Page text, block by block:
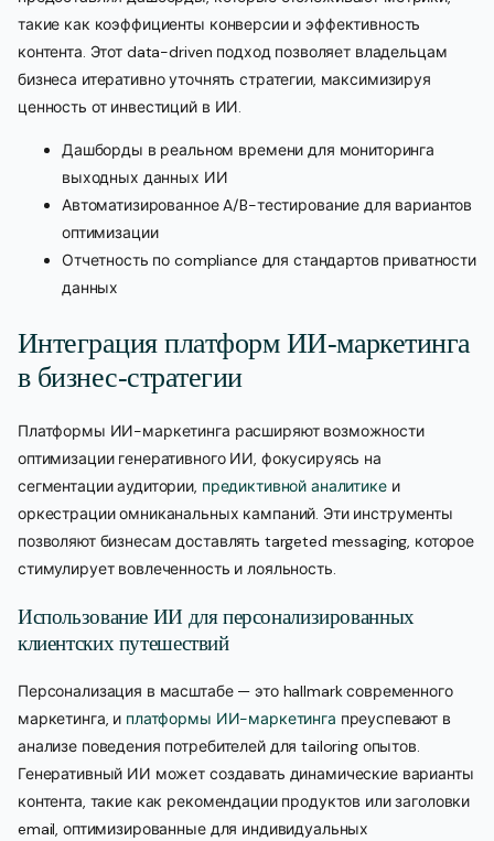
такие как коэффициенты конверсии и эффективность
контента. Этот data-driven подход позволяет владельцам
бизнеса итеративно уточнять стратегии, максимизируя
ценность от инвестиций в ИИ.
Дашборды в реальном времени для мониторинга
выходных данных ИИ
Автоматизированное A/B-тестирование для вариантов
оптимизации
Отчетность по compliance для стандартов приватности
данных
Интеграция платформ ИИ-маркетинга
в бизнес-стратегии
Платформы ИИ-маркетинга расширяют возможности
оптимизации генеративного ИИ, фокусируясь на
сегментации аудитории, предиктивной аналитикеи
оркестрации омниканальных кампаний. Эти инструменты
позволяют бизнесам доставлять targeted messaging, которое
стимулирует вовлеченность и лояльность.
Использование ИИ для персонализированных
клиентских путешествий
Персонализация в масштабе — это hallmark современного
маркетинга, и платформы ИИ-маркетинга преуспевают в
анализе поведения потребителей для tailoring опытов.
Генеративный ИИ может создавать динамические варианты
контента, такие как рекомендации продуктов или заголовки
email, оптимизированные для индивидуальных